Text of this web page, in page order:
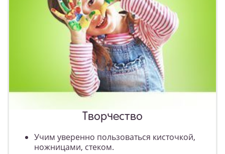
Творчество
Учим уверенно пользоваться кисточкой,
ножницами, стеком.